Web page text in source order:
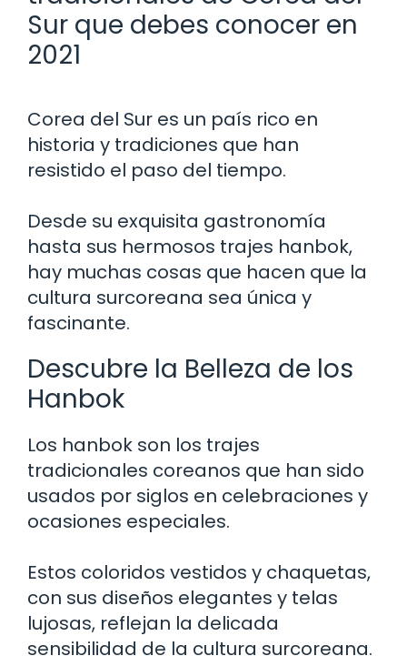
Sur que debes conocer en
2021
Corea del Sur es un país rico en
historia y tradiciones que han
resistido el paso del tiempo.
Desde su exquisita gastronomía
hasta sus hermosos trajes hanbok,
hay muchas cosas que hacen que la
cultura surcoreana sea única y
fascinante.
Descubre la Belleza de los
Hanbok
Los hanbok son los trajes
tradicionales coreanos que han sido
usados por siglos en celebraciones y
ocasiones especiales.
Estos coloridos vestidos y chaquetas,
con sus diseños elegantes y telas
lujosas, reflejan la delicada
sensibilidad de la cultura surcoreana.